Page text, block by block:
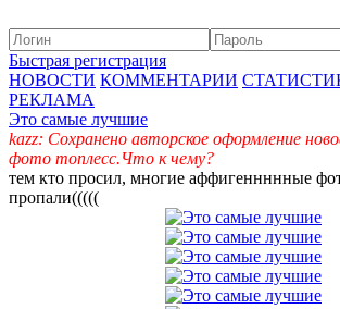
Быстрая регистрация
НОВОСТИ КОММЕНТАРИИ
РЕКЛАМА
Это самые лучшие
kazz: Сохранено авторское оформление
фото топлесс.Что к чему?
тем кто просил, многие аффигеннннные
пропали(((((